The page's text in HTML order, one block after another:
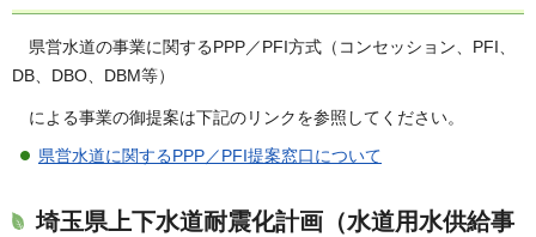
県営水道の事業に関するPPP／PFI方式（ コンセッション、PFI、
DB、DBO、DBM等）
による事業の御提案は下記のリンクを参照してください。
県営水道に関するPPP／PFI提案窓口について
埼玉県上下水道耐震化計画（水道用水供給事